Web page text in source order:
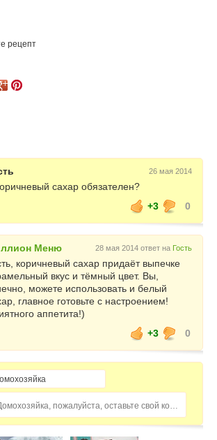
рецепт
26 мая 2014
сахар обязателен?
+3
0
Меню 28 мая 2014 ответ на Гость
коричневый сахар придаёт выпечке
вкус и тёмный цвет. Вы,
можете использовать и белый
главное готовьте с настроением!
аппетита!)
+3
0
Домохозяйка, пожалуйста, оставьте свой комментарий...